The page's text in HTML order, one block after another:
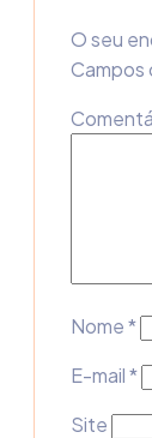
O seu
Campos
Nome*
E-mail*
Site